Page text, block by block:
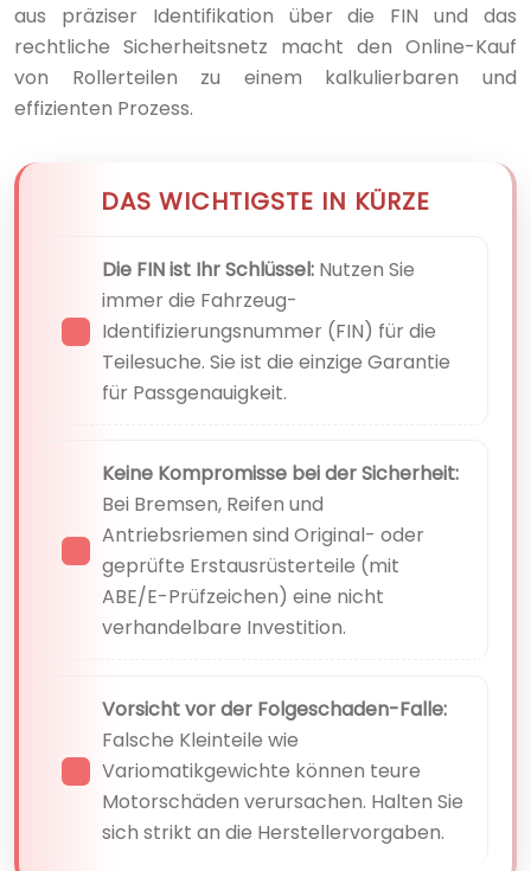
aus präziser Identifikation über die FIN und das
rechtliche Sicherheitsnetz macht den Online-Kauf
von Rollerteilen zu einem kalkulierbaren und
effizienten Prozess.
DAS WICHTIGSTE IN KÜRZE
Die FIN ist Ihr Schlüssel: Nutzen Sie
immer die Fahrzeug-
Identifizierungsnummer (FIN) für die
Teilesuche. Sie ist die einzige Garantie
für Passgenauigkeit.
Keine Kompromisse bei der Sicherheit:
Bei Bremsen, Reifen und
Antriebsriemen sind Original- oder
geprüfte Erstausrüsterteile (mit
ABE/E-Prüfzeichen) eine nicht
verhandelbare Investition.
Vorsicht vor der Folgeschaden-Falle:
Falsche Kleinteile wie
Variomatikgewichte können teure
Motorschäden verursachen. Halten Sie
sich strikt an die Herstellervorgaben.